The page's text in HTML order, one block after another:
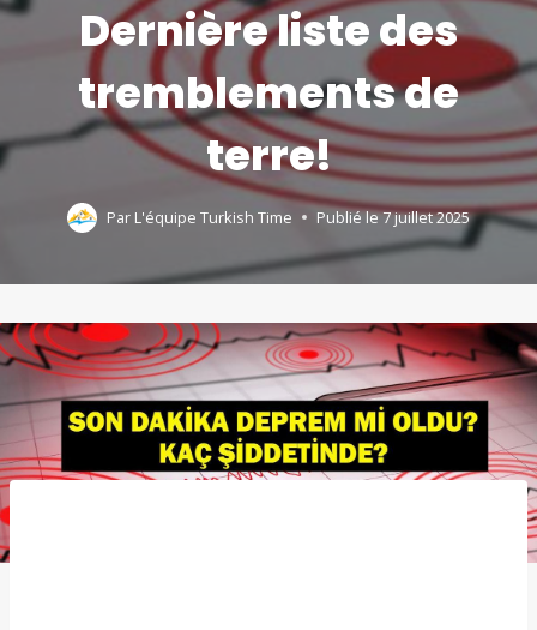
Dernière liste des
tremblements de
terre!
Par L'équipe Turkish Time Publié le7 juillet 2025